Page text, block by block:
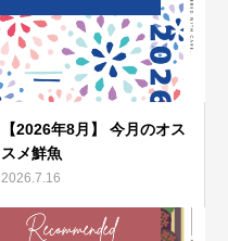
【2026年8月】 今月のオス
スメ鮮魚
2026.7.16